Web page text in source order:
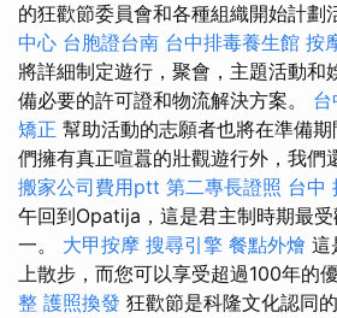
的狂歡節委員會和各種組織開始計劃
中心 台胞證台南 台中排毒養生館 按
將詳細制定遊行，聚會，主題活動和
備必要的許可證和物流解決方案。
矯正 幫助活動的志願者也將在準備
們擁有真正喧囂的壯觀遊行外，我們
搬家公司費用ptt 第二專長證照 台中
午回到Opatija，這是君主制時期最
一。 大甲按摩 搜尋引擎 餐點外燴 這
上散步，而您可以享受超過100年的
整 護照換發 狂歡節是科隆文化認同